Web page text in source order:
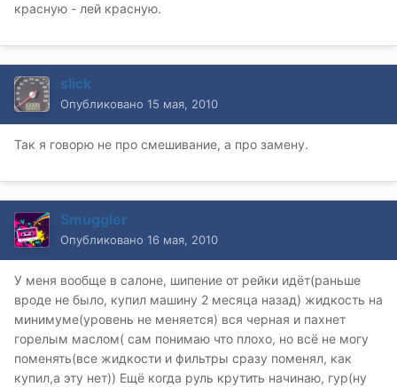
красную - лей красную.
slick
Опубликовано 15 мая, 2010
Так я говорю не про смешивание, а про замену.
Smuggler
Опубликовано 16 мая, 2010
У меня вообще в салоне, шипение от рейки идёт(раньше
вроде не было, купил машину 2 месяца назад) жидкость на
минимуме(уровень не меняется) вся черная и пахнет
горелым маслом( сам понимаю что плохо, но всё не могу
поменять(все жидкости и фильтры сразу поменял, как
купил,а эту нет)) Ещё когда руль крутить начинаю, гур(ну